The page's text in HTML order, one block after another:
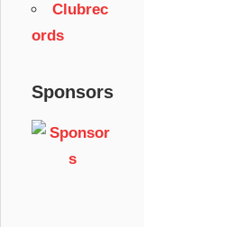
Clubrec
ords
Sponsors